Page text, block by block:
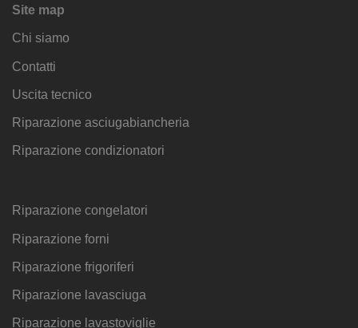
Site map
Chi siamo
Contatti
Uscita tecnico
Riparazione asciugabiancheria
Riparazione condizionatori
Riparazione congelatori
Riparazione forni
Riparazione frigoriferi
Riparazione lavasciuga
Riparazione lavastoviglie